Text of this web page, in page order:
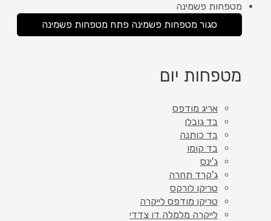
מטפחות פשמינה
סגור מטפחות פשמינה פתח מטפחות פשמינה
מטפחות יום
אריג מודפס
בד גובלן
בד כותנה
בד קומו
ג'ינס
ג'קרד תחרה
טריקו לורקס
טריקו מודפס לייקרה
לייקרה מלמלה דו צדדי